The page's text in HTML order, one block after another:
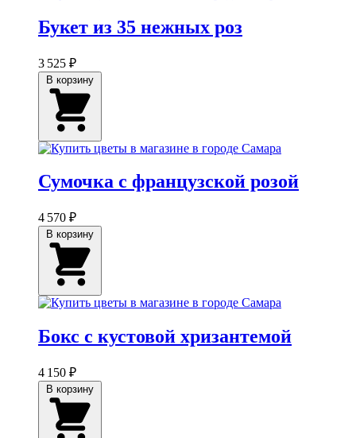
Букет из 35 нежных роз
3 525 ₽
Сумочка с французской розой
4 570 ₽
Бокс с кустовой хризантемой
4 150 ₽